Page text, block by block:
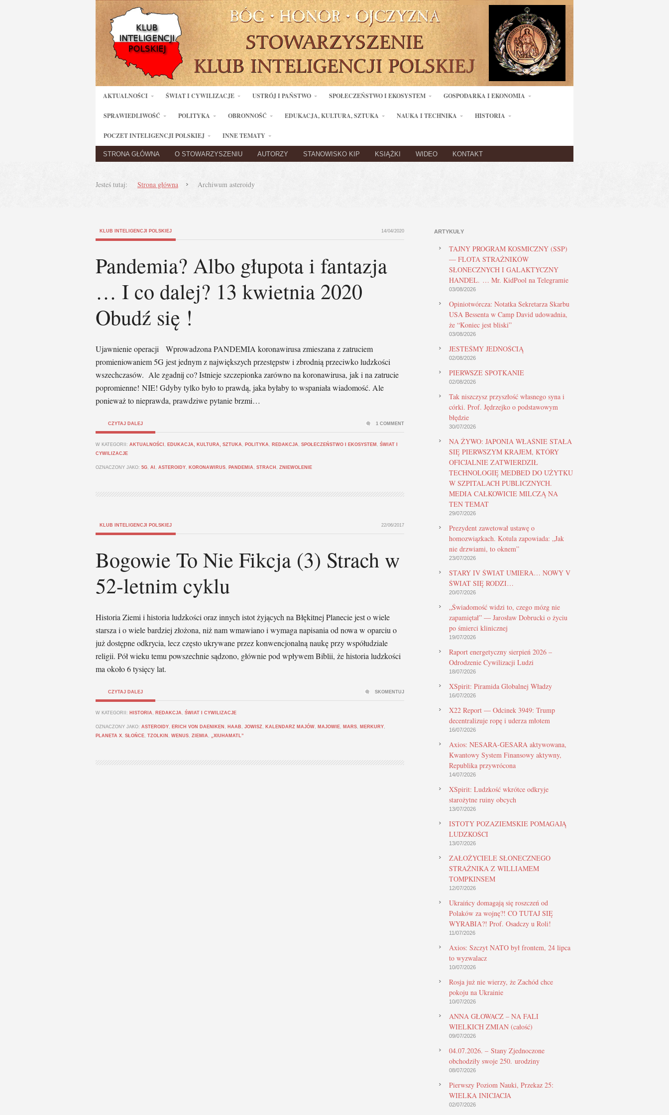
AKTUALNOŚCI ŚWIAT I CYWILIZACJE USTRÓJ I PAŃSTWO SPOŁECZEŃSTWO I EKOSYSTEM GOSPODARKA I EKONOMIA
SPRAWIEDLIWOŚĆ POLITYKA OBRONNOŚĆ EDUKACJA, KULTURA, SZTUKA NAUKA I TECHNIKA HISTORIA
POCZET INTELIGENCJI POLSKIEJ INNE TEMATY
STRONA GŁÓWNA O STOWARZYSZENIU AUTORZY STANOWISKO KIP KSIĄŻKI WIDEO KONTAKT
Jesteś tutaj: Strona główna Archiwum asteroidy
KLUB INTELIGENCJI POLSKIEJ 14/04/2020
Pandemia? Albo głupota i fantazja
… I co dalej? 13 kwietnia 2020
Obudź się !
Ujawnienie operacji Wprowadzona PANDEMIA koronawirusa zmieszana z zatruciem
promieniowaniem 5G jest jednym z największych przestępstw i zbrodnią przeciwko ludzkości
wszechczasów. Ale zgadnij co? Istnieje szczepionka zarówno na koronawirusa, jak i na zatrucie
popromienne! NIE! Gdyby tylko było to prawdą, jaka byłaby to wspaniała wiadomość. Ale
ponieważ to nieprawda, prawdziwe pytanie brzmi…
CZYTAJ DALEJ
W KATEGORII: AKTUALNOŚCI , EDUKACJA, KULTURA, SZTUKA , POLITYKA , REDAKCJA , SPOŁECZEŃSTWO I EKOSYSTEM , ŚWIAT I
CYWILIZACJE
OZNACZONY JAKO: 5G, AI , ASTEROIDY, KORONAWIRUS, PANDEMIA , STRACH , ZNIEWOLENIE
1 COMMENT
KLUB INTELIGENCJI POLSKIEJ 22/06/2017
Bogowie To Nie Fikcja (3) Strach w
52-letnim cyklu
Historia Ziemi i historia ludzkości oraz innych istot żyjących na Błękitnej Planecie jest o wiele
starsza i o wiele bardziej złożona, niż nam wmawiano i wymaga napisania od nowa w oparciu o
już dostępne odkrycia, lecz często ukrywane przez konwencjonalną naukę przy współudziale
religii. Pół wieku temu powszechnie sądzono, głównie pod wpływem Biblii, że historia ludzkości
ma około 6 tysięcy lat.
CZYTAJ DALEJ
W KATEGORII: HISTORIA , REDAKCJA , ŚWIAT I CYWILIZACJE
OZNACZONY JAKO: ASTEROIDY, ERICH VON DAENIKEN , HAAB , JOWISZ, KALENDARZ MAJÓW, MAJOWIE, MARS, MERKURY,
PLANETA X, SŁOŃCE, TZOLKIN , WENUS, ZIEMIA , „XIUHAMATL”
SKOMENTUJ
ARTYKUŁY
TAJNY PROGRAM KOSMICZNY (SSP)
— FLOTA STRAŻNIKÓW
SŁONECZNYCH I GALAKTYCZNY
HANDEL. … Mr. KidPool na Telegramie
03/08/2026
Opiniotwórcza: Notatka Sekretarza Skarbu
USA Bessenta w Camp David udowadnia,
że “Koniec jest bliski”
03/08/2026
JESTEŚMY JEDNOŚCIĄ
02/08/2026
PIERWSZE SPOTKANIE
02/08/2026
Tak niszczysz przyszłość własnego syna i
córki. Prof. Jędrzejko o podstawowym
błędzie
30/07/2026
NA ŻYWO: JAPONIA WŁAŚNIE STAŁA
SIĘ PIERWSZYM KRAJEM, KTÓRY
OFICJALNIE ZATWIERDZIŁ
TECHNOLOGIĘ MEDBED DO UŻYTKU
W SZPITALACH PUBLICZNYCH.
MEDIA CAŁKOWICIE MILCZĄ NA
TEN TEMAT
29/07/2026
Prezydent zawetował ustawę o
homozwiązkach. Kotula zapowiada: „Jak
nie drzwiami, to oknem”
23/07/2026
STARY IV ŚWIAT UMIERA… NOWY V
ŚWIAT SIĘ RODZI…
20/07/2026
„Świadomość widzi to, czego mózg nie
zapamiętał” — Jarosław Dobrucki o życiu
po śmierci klinicznej
19/07/2026
Raport energetyczny sierpień 2026 –
Odrodzenie Cywilizacji Ludzi
18/07/2026
XSpirit: Piramida Globalnej Władzy
16/07/2026
X22 Report — Odcinek 3949: Trump
decentralizuje ropę i uderza młotem
16/07/2026
Axios: NESARA-GESARA aktywowana,
Kwantowy System Finansowy aktywny,
Republika przywrócona
14/07/2026
XSpirit: Ludzkość wkrótce odkryje
starożytne ruiny obcych
13/07/2026
ISTOTY POZAZIEMSKIE POMAGAJĄ
LUDZKOŚCI
13/07/2026
ZAŁOŻYCIELE SŁONECZNEGO
STRAŻNIKA Z WILLIAMEM
TOMPKINSEM
12/07/2026
Ukraińcy domagają się roszczeń od
Polaków za wojnę?! CO TUTAJ SIĘ
WYRABIA?! Prof. Osadczy u Roli!
11/07/2026
Axios: Szczyt NATO był frontem, 24 lipca
to wyzwalacz
10/07/2026
Rosja już nie wierzy, że Zachód chce
pokoju na Ukrainie
10/07/2026
ANNA GŁOWACZ – NA FALI
WIELKICH ZMIAN (całość)
09/07/2026
04.07.2026. – Stany Zjednoczone
obchodziły swoje 250. urodziny
08/07/2026
Pierwszy Poziom Nauki, Przekaz 25:
WIELKA INICJACJA
02/07/2026